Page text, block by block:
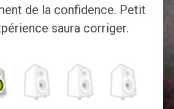
de la confidence. Petit
saura corriger.